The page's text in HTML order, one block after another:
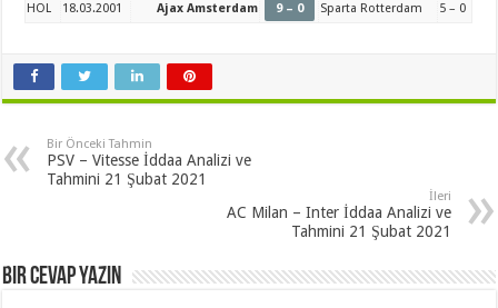
HOL
18.03.2001 Ajax Amsterdam 9 – 0 Sparta Rotterdam 5 – 0
Bir Önceki Tahmin
PSV – Vitesse İddaa Analizi ve
Tahmini 21 Şubat 2021
İleri
AC Milan – Inter İddaa Analizi ve
Tahmini 21 Şubat 2021
Bir cevap yazın